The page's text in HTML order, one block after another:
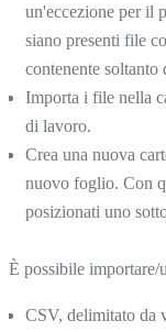
un'eccezione per il
siano presenti file
contenente soltanto
Importa i file nella
di lavoro.
Crea una nuova
nuovo foglio. Con
posizionati uno
È possibile
CSV, delimitato da